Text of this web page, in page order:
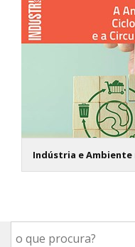
Indústria e Ambiente